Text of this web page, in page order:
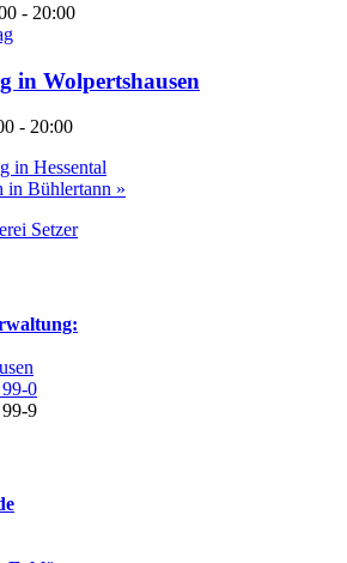
- 20:00
in Wolpertshausen
- 20:00
in Hessental
in Bühlertann »
0
9